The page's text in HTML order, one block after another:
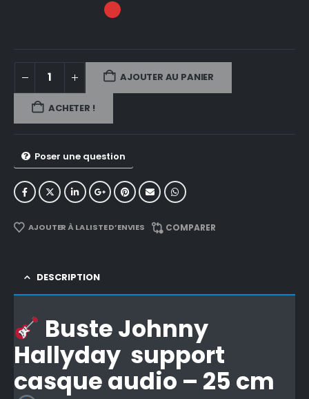
AJOUTER AU PANIER
ACHETER !
Poser une question
AJOUTER À LA LISTE D’ENVIES COMPARER
DESCRIPTION
Buste Johnny
Hallyday support
casque audio – 25 cm